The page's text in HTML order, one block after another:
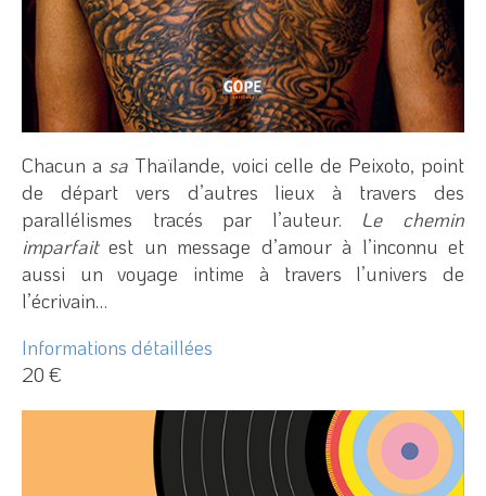
Chacun a sa Thaïlande, voici celle de Peixoto, point
de départ vers d’autres lieux à travers des
parallélismes tracés par l’auteur. Le chemin
imparfaitest un message d’amour à l’inconnu et
aussi un voyage intime à travers l’univers de
l’écrivain…
Informations détaillées
20 €